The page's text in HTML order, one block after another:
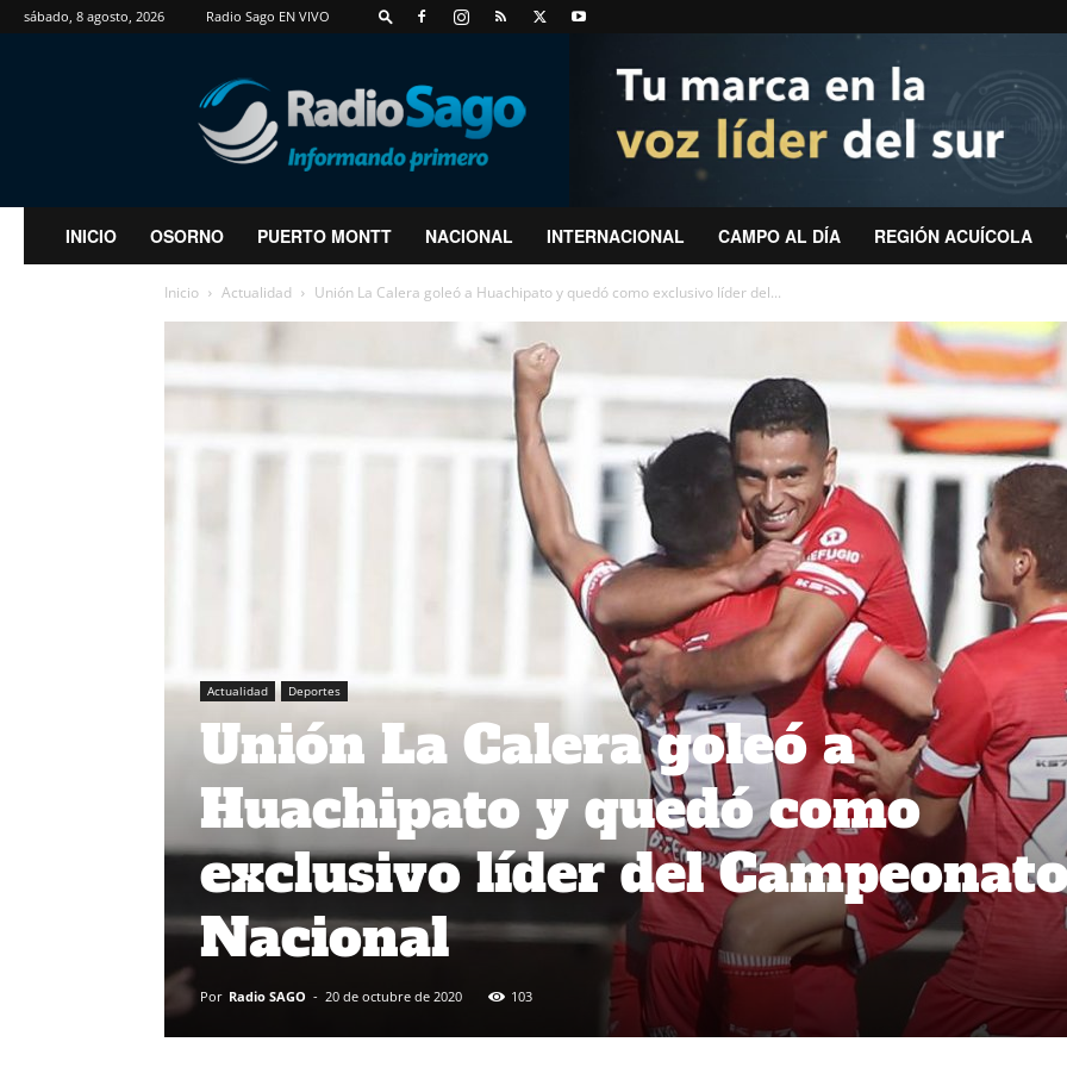
sábado, 8 agosto, 2026 Radio Sago EN VIVO
RadioSago
INICIO OSORNO PUERTO MONTT NACIONAL INTERNACIONAL CAMPO AL DÍA REGIÓN ACUÍCOLA
Inicio Actualidad Unión La Calera goleó a Huachipato y quedó como exclusivo líder del...
Actualidad Deportes
Unión La Calera goleó a
Huachipato y quedó como
exclusivo líder del
Nacional
Por Radio SAGO - 20 de octubre de 2020 103